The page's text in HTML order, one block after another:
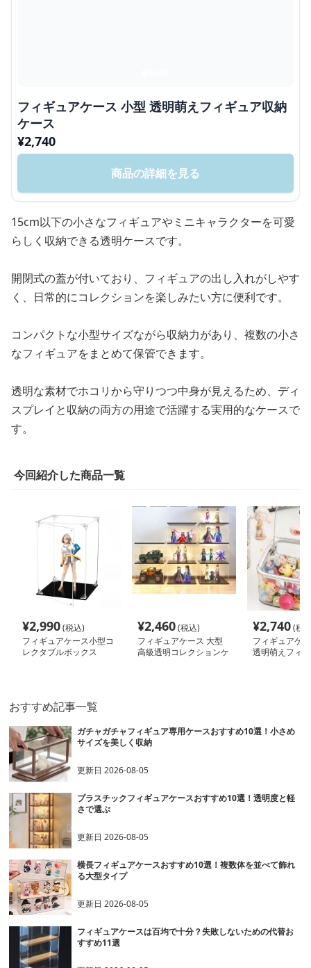
フィギュアケース 小型 透明萌えフィギュア収納
ケース
¥2,740
商品の詳細を見る
15cm以下の小さなフィギュアやミニキャラクターを可愛
らしく収納できる透明ケースです。
開閉式の蓋が付いており、フィギュアの出し入れがしやす
く、日常的にコレクションを楽しみたい方に便利です。
コンパクトな小型サイズながら収納力があり、複数の小さ
なフィギュアをまとめて保管できます。
透明な素材でホコリから守りつつ中身が見えるため、ディ
スプレイと収納の両方の用途で活躍する実用的なケースで
す。
今回紹介した商品一覧
¥2,990(税込)
フィギュアケース小型コ
レクタブルボックス
¥2,460(税込)
フィギュアケース 大型
高級透明コレクションケ
¥2,740(税
フィギュアケ
透明萌えフィ
おすすめ記事一覧
ガチャガチャフィギュア専用ケースおすすめ10選！小さめ
サイズを美しく収納
更新日2026-08-05
プラスチックフィギュアケースおすすめ10選！透明度と軽
さで選ぶ
更新日2026-08-05
横長フィギュアケースおすすめ10選！複数体を並べて飾れ
る大型タイプ
更新日2026-08-05
フィギュアケースは百均で十分？失敗しないための代替お
すすめ11選